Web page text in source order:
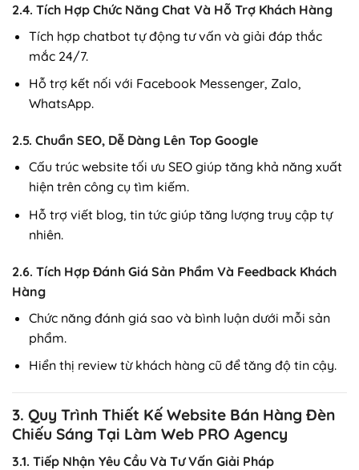
2.4. Tích Hợp Chức Năng Chat Và Hỗ Trợ Khách Hàng
Tích hợp chatbot tự động tư vấn và giải đáp thắc
mắc 24/7.
Hỗ trợ kết nối với Facebook Messenger, Zalo,
WhatsApp.
2.5. Chuẩn SEO, Dễ Dàng Lên Top Google
Cấu trúc website tối ưu SEO giúp tăng khả năng xuất
hiện trên công cụ tìm kiếm.
Hỗ trợ viết blog, tin tức giúp tăng lượng truy cập tự
nhiên.
2.6. Tích Hợp Đánh Giá Sản Phẩm Và Feedback Khách
Hàng
Chức năng đánh giá sao và bình luận dưới mỗi sản
phẩm.
Hiển thị review từ khách hàng cũ để tăng độ tin cậy.
3. Quy Trình Thiết Kế Website Bán Hàng Đèn
Chiếu Sáng Tại Làm Web PRO Agency
3.1. Tiếp Nhận Yêu Cầu Và Tư Vấn Giải Pháp